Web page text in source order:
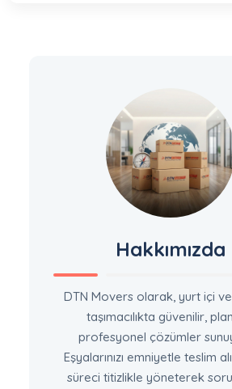
Hakkımızda
DTN Movers olarak, yurt içi ve
taşımacılıkta güvenilir,
profesyonel çözümler
Eşyalarınızı emniyetle teslim
süreci titizlikle yöneterek